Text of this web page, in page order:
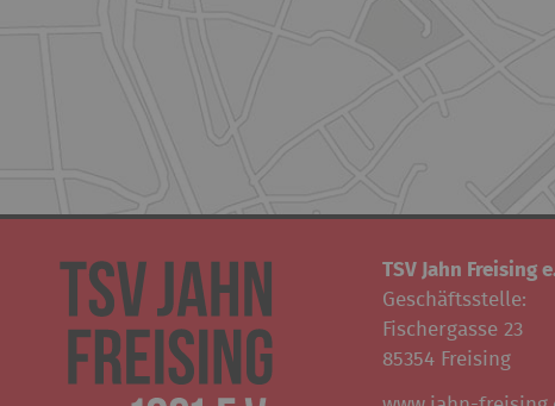
TSV Jahn Freising
Geschäftsstelle:
Fischergasse 23
85354 Freising